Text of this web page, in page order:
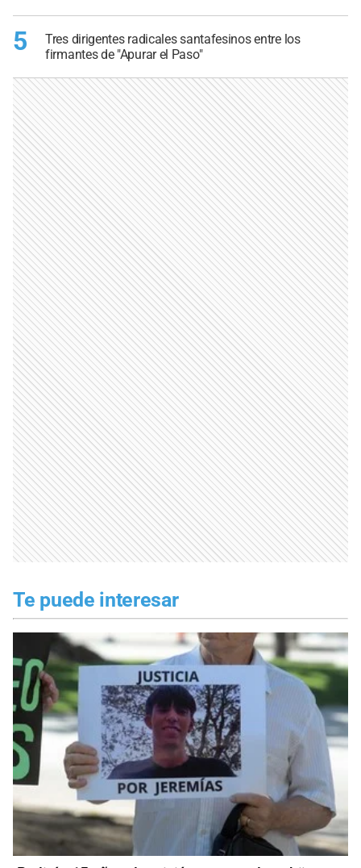
5
Tres dirigentes radicales santafesinos entre los
firmantes de "Apurar el Paso"
Te puede interesar